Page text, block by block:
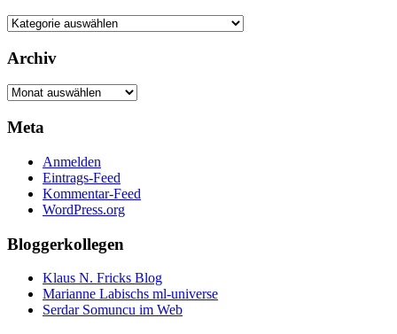
Kategorien
Archiv
Archiv
Meta
Anmelden
Eintrags-Feed
Kommentar-Feed
WordPress.org
Bloggerkollegen
Klaus N. Fricks Blog
Marianne Labischs ml-universe
Serdar Somuncu im Web